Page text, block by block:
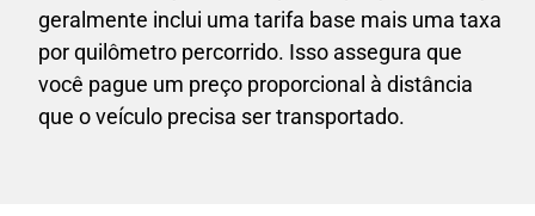
geralmente inclui uma tarifa base mais uma taxa
por quilômetro percorrido. Isso assegura que
você pague um preço proporcional à distância
que o veículo precisa ser transportado.